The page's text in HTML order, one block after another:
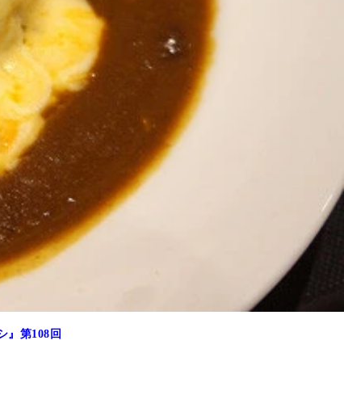
』第108回